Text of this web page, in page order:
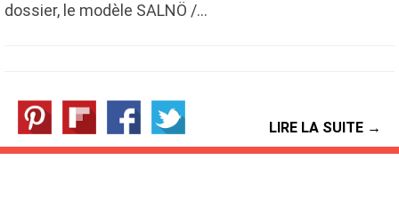
dossier, le modèle SALNÖ /…
LIRE LA SUITE →